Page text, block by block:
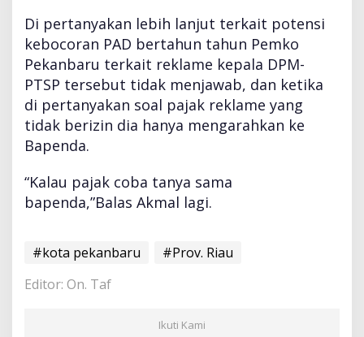
Di pertanyakan lebih lanjut terkait potensi
kebocoran PAD bertahun tahun Pemko
Pekanbaru terkait reklame kepala DPM-
PTSP tersebut tidak menjawab, dan ketika
di pertanyakan soal pajak reklame yang
tidak berizin dia hanya mengarahkan ke
Bapenda.
“Kalau pajak coba tanya sama
bapenda,”Balas Akmal lagi.
#kota pekanbaru
#Prov. Riau
Editor: On. Taf
Ikuti Kami